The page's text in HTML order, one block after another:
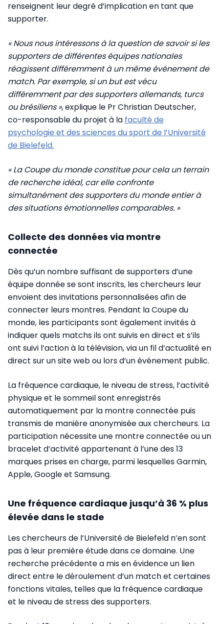
renseignent leur degré d’implication en tant que
supporter.
« Nous nous intéressons à la question de savoir si les
supporters de différentes équipes nationales
réagissent différemment à un même événement de
match. Par exemple, si un but est vécu
différemment par des supporters allemands, turcs
ou brésiliens », explique le Pr Christian Deutscher,
co-responsable du projet à la faculté de
psychologie et des sciences du sport de l’Université
de Bielefeld.
« La Coupe du monde constitue pour cela un terrain
de recherche idéal, car elle confronte
simultanément des supporters du monde entier à
des situations émotionnelles comparables. »
Collecte des données via montre
connectée
Dès qu’un nombre suffisant de supporters d’une
équipe donnée se sont inscrits, les chercheurs leur
envoient des invitations personnalisées afin de
connecter leurs montres. Pendant la Coupe du
monde, les participants sont également invités à
indiquer quels matchs ils ont suivis en direct et s’ils
ont suivi l’action à la télévision, via un fil d’actualité en
direct sur un site web ou lors d’un événement public.
La fréquence cardiaque, le niveau de stress, l’activité
physique et le sommeil sont enregistrés
automatiquement par la montre connectée puis
transmis de manière anonymisée aux chercheurs. La
participation nécessite une montre connectée ou un
bracelet d’activité appartenant à l’une des 13
marques prises en charge, parmi lesquelles Garmin,
Apple, Google et Samsung.
Une fréquence cardiaque jusqu’à 36 % plus
élevée dans le stade
Les chercheurs de l’Université de Bielefeld n’en sont
pas à leur première étude dans ce domaine. Une
recherche précédente a mis en évidence un lien
direct entre le déroulement d’un match et certaines
fonctions vitales, telles que la fréquence cardiaque
et le niveau de stress des supporters.